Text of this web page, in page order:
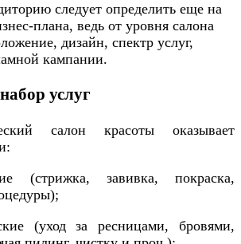
следует определить еще на
плана, ведь от уровня салона
дизайн, спектр услуг,
кампании.
услуг
салон красоты оказывает
(стрижка, завивка, покраска,
(уход за ресницами, бровями,